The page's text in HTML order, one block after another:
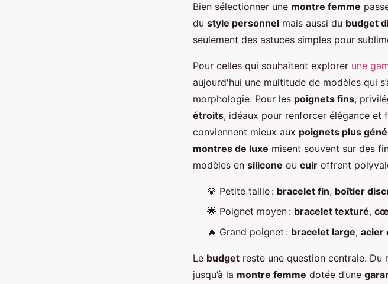
Bien sélectionner une montre femme
du style personnel mais aussi du budget
seulement des astuces simples pour
Pour celles qui souhaitent explorer une
aujourd'hui une multitude de modèles qui
morphologie. Pour les poignets fins,
étroits, idéaux pour renforcer élégance et
conviennent mieux aux poignets plus
montres de luxe misent souvent sur des
modèles en silicone ou cuir offrent
💎 Petite taille : bracelet fin, boîtier
🌟 Poignet moyen : bracelet texturé,
🔥 Grand poignet : bracelet large, acier
Le budget reste une question centrale. Du
jusqu’à la montre femme dotée d’une